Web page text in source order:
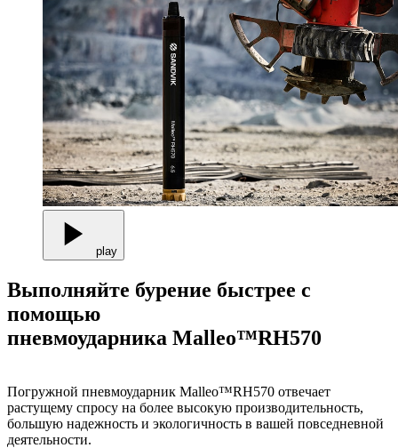
play
Выполняйте бурение быстрее с
помощью
пневмоударника Malleo™RH570
Погружной пневмоударник Malleo™RH570 отвечает
растущему спросу на более высокую производительность,
большую надежность и экологичность в вашей повседневной
деятельности.